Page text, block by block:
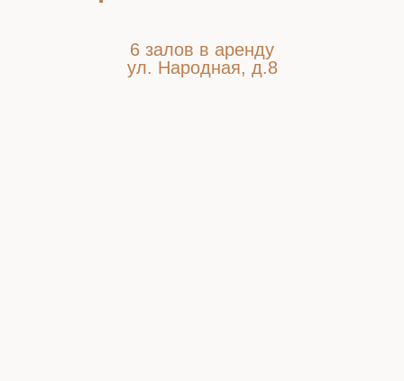
6 залов в аренду
ул. Народная, д.8